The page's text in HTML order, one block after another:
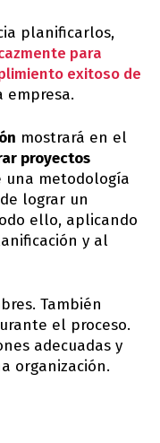
planificarlos,
para
exitoso de
empresa.
mostrará en el
proyectos
una metodología
lograr un
ello, aplicando
y al
También
el proceso.
adecuadas y
organización.